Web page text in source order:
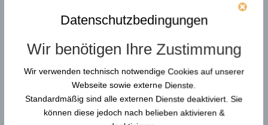
Neue Artikel
Gewaltschutzkoordinator in KRITIS: Resilienz und
Gewaltprävention
Reform der DGUV Vorschrift 2: Gewaltprävention &
Datenschutzbedingungen
Wir benötigen Ihre Zustimmung
Wir verwenden technisch notwendige Cookies auf unserer
Webseite sowie externe Dienste.
Standardmäßig sind alle externen Dienste deaktiviert. Sie
können diese jedoch nach belieben aktivieren &